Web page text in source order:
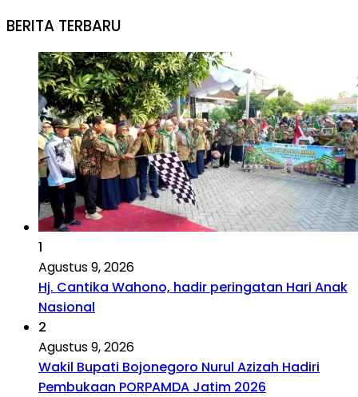
BERITA TERBARU
1
Agustus 9, 2026
Hj. Cantika Wahono, hadir peringatan Hari Anak
Nasional
2
Agustus 9, 2026
Wakil Bupati Bojonegoro Nurul Azizah Hadiri
Pembukaan PORPAMDA Jatim 2026